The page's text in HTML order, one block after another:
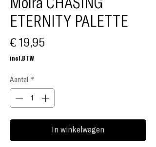
Moira CHASING
ETERNITY PALETTE
€ 19,95
incl.BTW
Aantal *
In winkelwagen